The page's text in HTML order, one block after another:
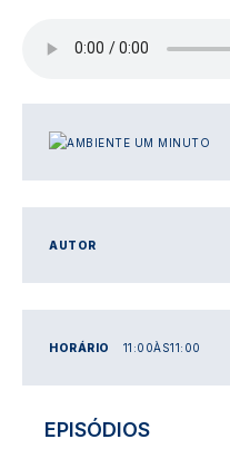
IMAGEM
AUTOR
HORÁRIO 11:00ÀS11:00
EPISÓDIOS